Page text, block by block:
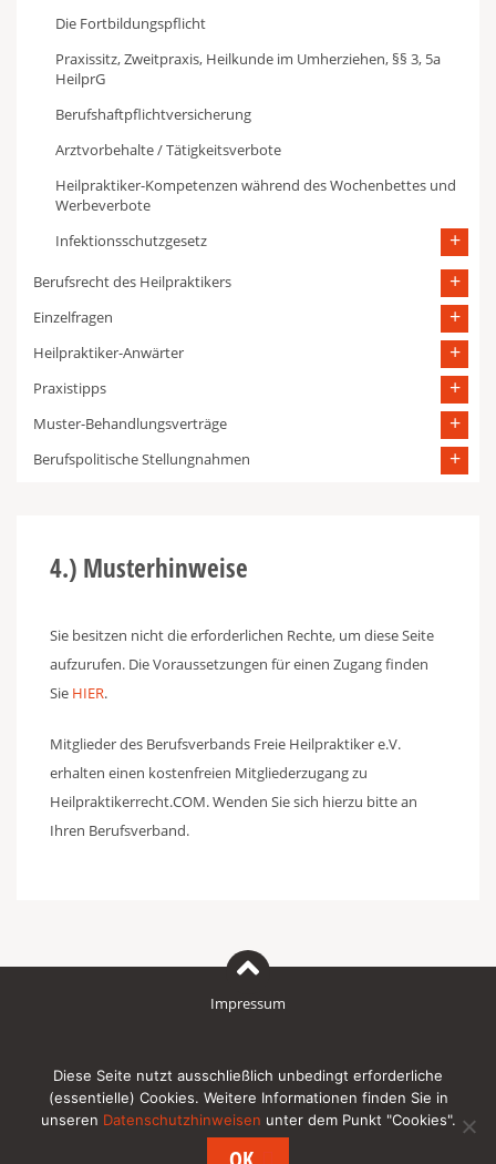
Die Fortbildungspflicht
Praxissitz, Zweitpraxis, Heilkunde im Umherziehen, §§ 3, 5a
HeilprG
Berufshaftpflichtversicherung
Arztvorbehalte / Tätigkeitsverbote
Heilpraktiker-Kompetenzen während des Wochenbettes und
Werbeverbote
Infektionsschutzgesetz
Berufsrecht des Heilpraktikers
Einzelfragen
Heilpraktiker-Anwärter
Praxistipps
Muster-Behandlungsverträge
Berufspolitische Stellungnahmen
4.) Musterhinweise
Sie besitzen nicht die erforderlichen Rechte, um diese Seite
aufzurufen. Die Voraussetzungen für einen Zugang finden
Sie HIER.
Mitglieder des Berufsverbands Freie Heilpraktiker e.V.
erhalten einen kostenfreien Mitgliederzugang zu
Heilpraktikerrecht.COM. Wenden Sie sich hierzu bitte an
Ihren Berufsverband.
Impressum
Datenschutzhinweise für den Besuch unserer Internetpräsenz
Newsletter
Diese Seite nutzt ausschließlich unbedingt erforderliche
(essentielle) Cookies. Weitere Informationen finden Sie in
unseren Datenschutzhinweisen unter dem Punkt "Cookies".